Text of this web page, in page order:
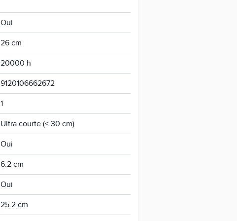
Oui
26 cm
20000 h
9120106662672
1
Ultra courte (< 30 cm)
Oui
6.2 cm
Oui
25.2 cm